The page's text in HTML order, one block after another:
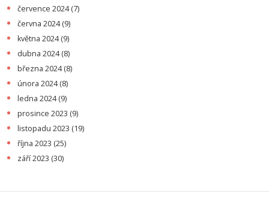
července 2024(7)
června 2024(9)
května 2024(9)
dubna 2024(8)
března 2024(8)
února 2024(8)
ledna 2024(9)
prosince 2023 (9)
listopadu 2023 (19)
října 2023 (25)
září 2023 (30)